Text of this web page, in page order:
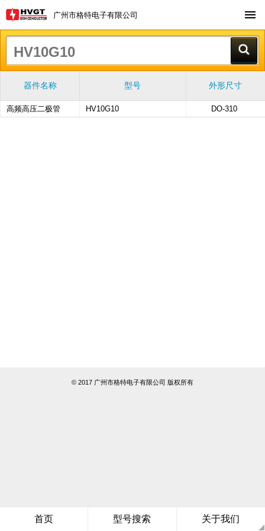
广州市格特电子有限公司
首页 型号搜索 关于我们
器件名称 型号 外形尺寸
高频高压二极管 HV10G10 DO-310
© 2017 广州市格特电子有限公司 版权所有